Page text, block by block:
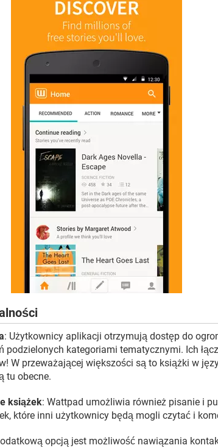
: Użytkownicy aplikacji otrzymują dostęp do
podzielonych kategoriami tematycznymi. Ich
W przeważającej większości są to książki w
tu obecne.
książek: Wattpad umożliwia również pisanie i
które inni użytkownicy będą mogli czytać i
opcją jest możliwość nawiązania